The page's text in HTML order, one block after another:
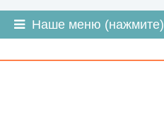
Наше меню (нажмите)